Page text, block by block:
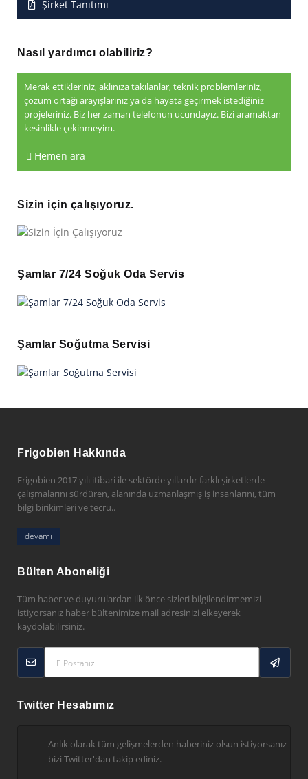
Şirket Tanıtımı
Nasıl yardımcı olabiliriz?
Merak ettikleriniz, aklınıza takılanlar, teknik problemleriniz,
çözüm ortağı arayışlarınız ya da hayata geçirmek istediğiniz
projeleriniz. Biz her zaman telefonun ucundayız. Bizi aramaktan
kesinlikle çekinmeyim.
Hemen ara
Sizin için çalışıyoruz.
Şamlar 7/24 Soğuk Oda Servis
Şamlar Soğutma Servisi
Frigobien Hakkında
Frigobien 2017 yılı itibari ile sektörde yıllardır farklı şirketlerde
çalışmalarını sürdüren, alanında uzmanlaşmış iş insanlarını, tüm
bilgi birikimleri ve tecrü..
devamı
Bülten Aboneliği
Tüm haber ve duyurulardan ilk önce sizleri bilgilendirmemizi
istiyorsanız haber bültenimize mail adresinizi elkeyerek
kaydolabilirsiniz.
Twitter Hesabımız
Anlık olarak tüm gelişmelerden haberiniz olsun istiyorsanız
bizi Twitter'dan takip ediniz.